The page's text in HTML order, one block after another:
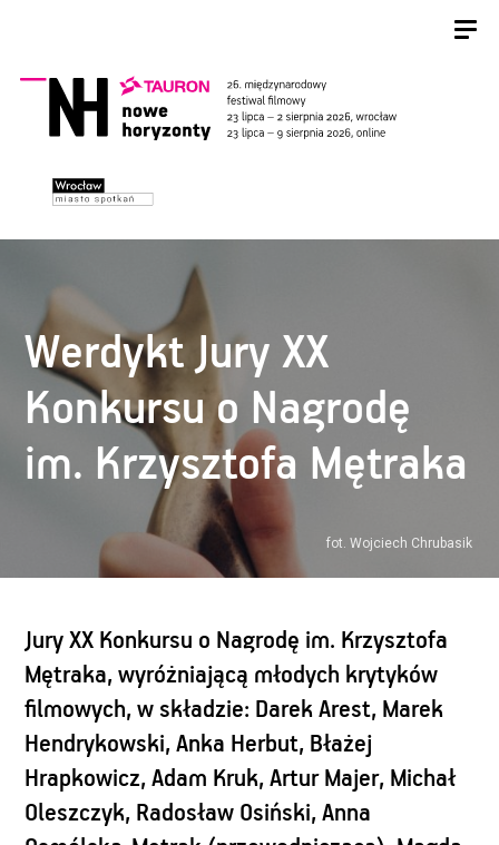
fot. Wojciech Chrubasik
Werdykt Jury XX
Konkursu o Nagrodę
im. Krzysztofa Mętraka
Jury XX Konkursu o Nagrodę im. Krzysztofa
Mętraka, wyróżniającą młodych krytyków
filmowych, w składzie: Darek Arest, Marek
Hendrykowski, Anka Herbut, Błażej
Hrapkowicz, Adam Kruk, Artur Majer, Michał
Oleszczyk, Radosław Osiński, Anna